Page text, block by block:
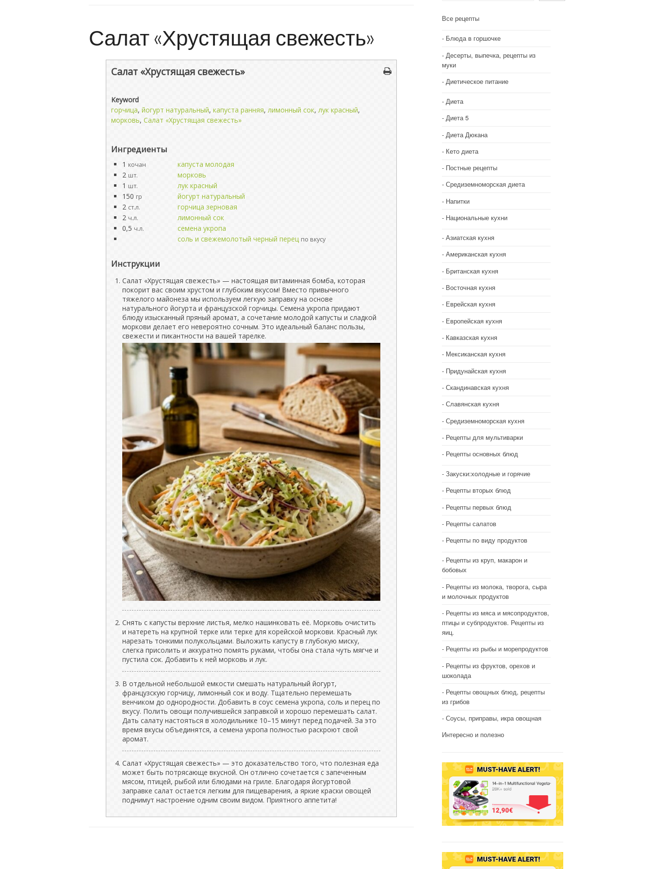
Салат «Хрустящая свежесть»
Салат «Хрустящая свежесть»
Keyword
горчица, йогурт натуральный, капуста ранняя, лимонный сок, лук красный,
морковь, Салат «Хрустящая свежесть»
Ингредиенты
1 кочан
капуста молодая
2 шт.
морковь
1 шт.
лук красный
150 гр
йогурт натуральный
2 ст.л.
горчица зерновая
2 ч.л.
лимонный сок
0,5 ч.л.
семена укропа
соль и свежемолотый черный перец по вкусу
Инструкции
Салат «Хрустящая свежесть» — настоящая витаминная бомба, которая
покорит вас своим хрустом и глубоким вкусом! Вместо привычного
тяжелого майонеза мы используем легкую заправку на основе
натурального йогурта и французской горчицы. Семена укропа придают
блюду изысканный пряный аромат, а сочетание молодой капусты и сладкой
моркови делает его невероятно сочным. Это идеальный баланс пользы,
свежести и пикантности на вашей тарелке.
Снять с капусты верхние листья, мелко нашинковать её. Морковь очистить
и натереть на крупной терке или терке для корейской моркови. Красный лук
нарезать тонкими полукольцами. Выложить капусту в глубокую миску,
слегка присолить и аккуратно помять руками, чтобы она стала чуть мягче и
пустила сок. Добавить к ней морковь и лук.
В отдельной небольшой емкости смешать натуральный йогурт,
французскую горчицу, лимонный сок и воду. Тщательно перемешать
венчиком до однородности. Добавить в соус семена укропа, соль и перец по
вкусу. Полить овощи получившейся заправкой и хорошо перемешать салат.
Дать салату настояться в холодильнике 10–15 минут перед подачей. За это
время вкусы объединятся, а семена укропа полностью раскроют свой
аромат.
Салат «Хрустящая свежесть» — это доказательство того, что полезная еда
может быть потрясающе вкусной. Он отлично сочетается с запеченным
мясом, птицей, рыбой или блюдами на гриле. Благодаря йогуртовой
заправке салат остается легким для пищеварения, а яркие краски овощей
поднимут настроение одним своим видом. Приятного аппетита!
Все рецепты
Блюда в горшочке
Десерты, выпечка, рецепты из
муки
Диетическое питание
Диета
Диета 5
Диета Дюкана
Кето диета
Постные рецепты
Средиземноморская диета
Напитки
Национальные кухни
Азиатская кухня
Американская кухня
Британская кухня
Восточная кухня
Еврейская кухня
Европейская кухня
Кавказская кухня
Мексиканская кухня
Придунайская кухня
Скандинавская кухня
Славянская кухня
Средиземноморская кухня
Рецепты для мультиварки
Рецепты основных блюд
Закуски:холодные и горячие
Рецепты вторых блюд
Рецепты первых блюд
Рецепты салатов
Рецепты по виду продуктов
Рецепты из круп, макарон и
бобовых
Рецепты из молока, творога, сыра
и молочных продуктов
Рецепты из мяса и мясопродуктов,
птицы и субпродуктов. Рецепты из
яиц.
Рецепты из рыбы и морепродуктов
Рецепты из фруктов, орехов и
шоколада
Рецепты овощных блюд, рецепты
из грибов
Соусы, приправы, икра овощная
Интересно и полезно